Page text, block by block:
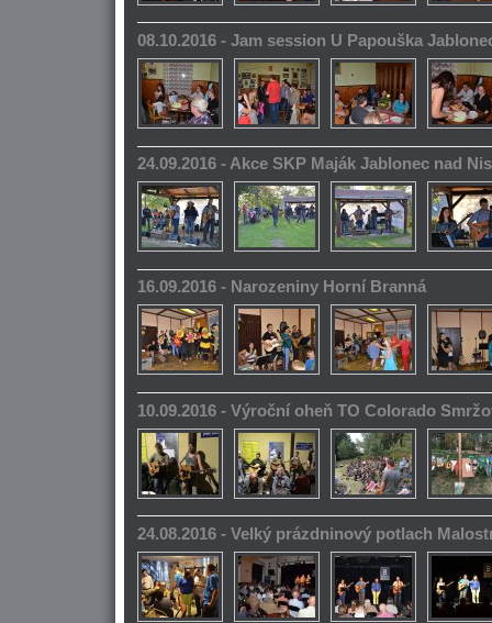
08.10.2016 - Jam session U Papouška
24.09.2016 - Akce SKP Maják Jablonec nad
16.09.2016 - Narozeniny Horní Branná
10.09.2016 - Výroční oheň TO Colorado
24.08.2016 - Velký prázdninový potlach